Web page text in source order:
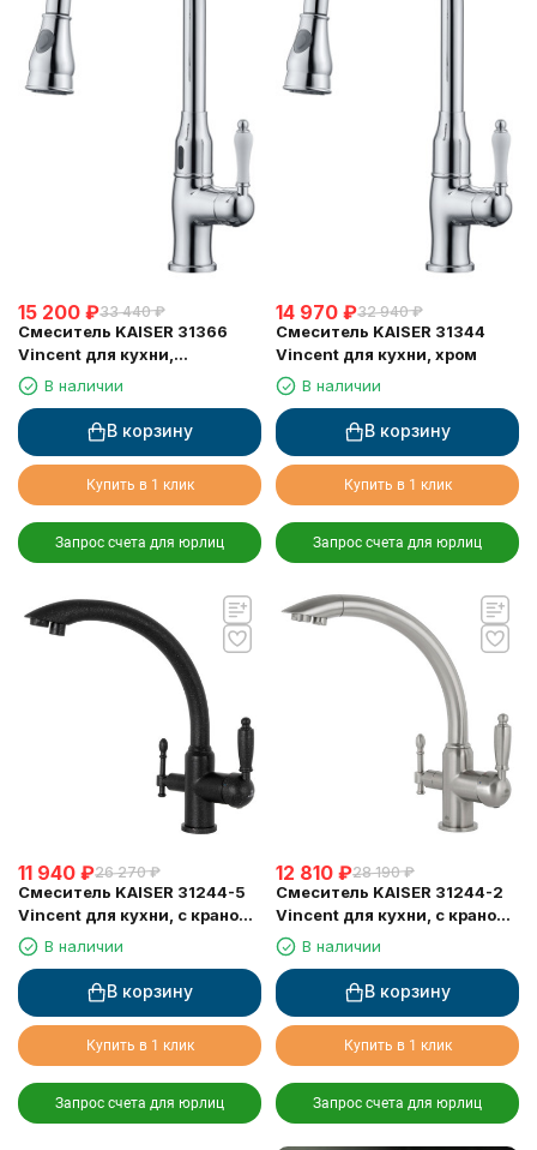
15 200 ₽33 440 ₽
Смеситель KAISER 31366
Vincent для кухни,
сенсорное управление,
вытяжная лейка, Sensor
В наличии
В корзину
Купить в 1 клик
Запрос счета для юрлиц
14 970 ₽32 940 ₽
Смеситель KAISER 31344
Vincent для кухни, хром
В наличии
В корзину
Купить в 1 клик
Запрос счета для юрлиц
11 940 ₽26 270 ₽
Смеситель KAISER 31244-5
Vincent для кухни, с краном
для питьевой воды, черный
металлик
В наличии
В корзину
Купить в 1 клик
Запрос счета для юрлиц
12 810 ₽28 190 ₽
Смеситель KAISER 31244-2
Vincent для кухни, с краном
для питьевой воды, серебро
В наличии
В корзину
Купить в 1 клик
Запрос счета для юрлиц